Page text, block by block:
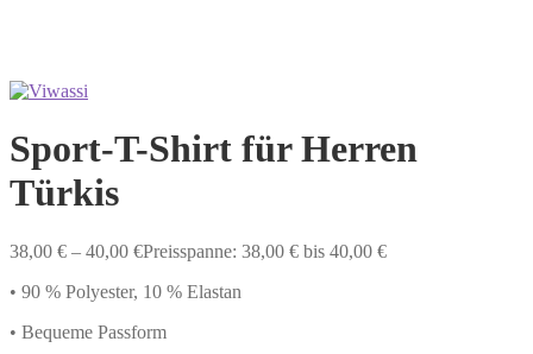
Sport-T-Shirt für Herren
Türkis
38,00 € – 40,00 €Preisspanne: 38,00 € bis 40,00 €
• 90 % Polyester, 10 % Elastan
• Bequeme Passform